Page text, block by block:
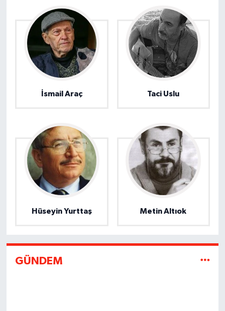
İsmail Araç Taci Uslu
Hüseyin Yurttaş Metin Altıok
GÜNDEM